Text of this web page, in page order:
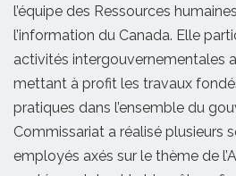
l’équipe des Ressources
l’information du Canada. Elle
activités intergouvernementales
mettant à profit les travaux
pratiques dans l’ensemble du
Commissariat a réalisé plusieurs
employés axés sur le thème de